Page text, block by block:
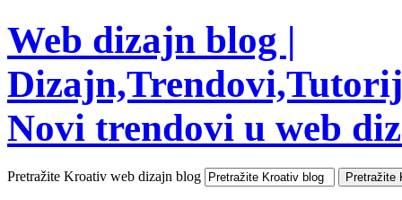
Web dizajn blog |
Novi trendovi u web
Pretražite Kroativ web dizajn blog